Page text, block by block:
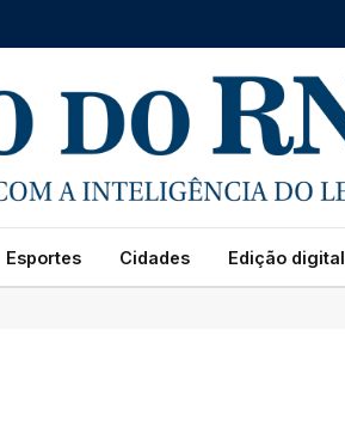
Esportes Cidades Edição digital